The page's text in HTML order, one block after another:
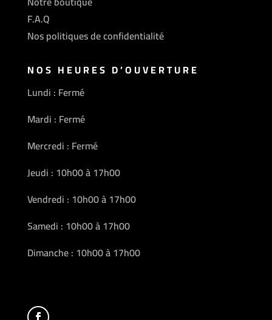
F.A.Q
Nos politiques de confidentialité
NOS HEURES D’OUVERTURE
Lundi : Fermé
Mardi : Fermé
Mercredi : Fermé
Jeudi : 10h00 à 17h00
Vendredi : 10h00 à 17h00
Samedi : 10h00 à 17h00
Dimanche : 10h00 à 17h00